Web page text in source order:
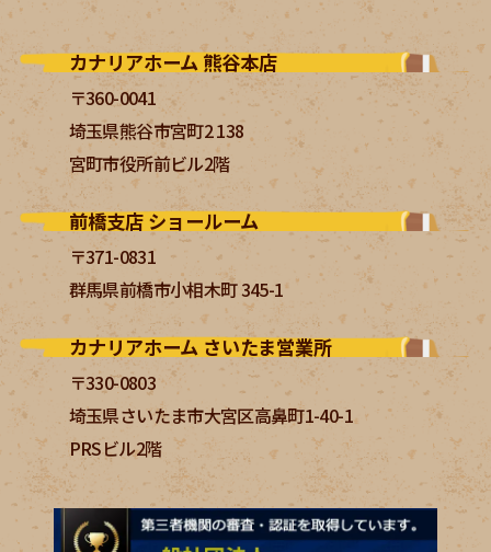
カナリアホーム 熊谷本店
〒360-0041
埼玉県熊谷市宮町2 138
宮町市役所前ビル2階
前橋支店 ショールーム
〒371-0831
群馬県前橋市小相木町 345-1
カナリアホーム さいたま営業所
〒330-0803
埼玉県さいたま市大宮区高鼻町1-40-1
PRSビル2階